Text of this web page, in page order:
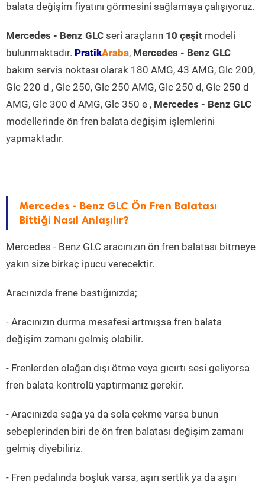
balata değişim fiyatını görmesini sağlamaya çalışıyoruz.
Mercedes - Benz GLC seri araçların 10 çeşit modeli
bulunmaktadır. PratikAraba, Mercedes - Benz GLC
bakım servis noktası olarak 180 AMG, 43 AMG, Glc 200,
Glc 220 d , Glc 250, Glc 250 AMG, Glc 250 d, Glc 250 d
AMG, Glc 300 d AMG, Glc 350 e , Mercedes - Benz GLC
modellerinde ön fren balata değişim işlemlerini
yapmaktadır.
Mercedes - Benz GLC Ön Fren Balatası
Bittiği Nasıl Anlaşılır?
Mercedes - Benz GLC aracınızın ön fren balatası bitmeye
yakın size birkaç ipucu verecektir.
Aracınızda frene bastığınızda;
- Aracınızın durma mesafesi artmışsa fren balata
değişim zamanı gelmiş olabilir.
- Frenlerden olağan dışı ötme veya gıcırtı sesi geliyorsa
fren balata kontrolü yaptırmanız gerekir.
- Aracınızda sağa ya da sola çekme varsa bunun
sebeplerinden biri de ön fren balatası değişim zamanı
gelmiş diyebiliriz.
- Fren pedalında boşluk varsa, aşırı sertlik ya da aşırı